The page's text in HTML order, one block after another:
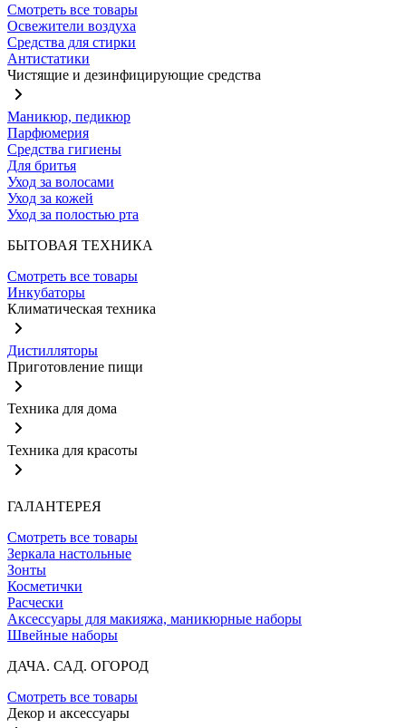
Смотреть все товары
Освежители воздуха
Средства для стирки
Антистатики
Чистящие и дезинфицирующие средства
Маникюр, педикюр
Парфюмерия
Средства гигиены
Для бритья
Уход за волосами
Уход за кожей
Уход за полостью рта
БЫТОВАЯ ТЕХНИКА
Смотреть все товары
Инкубаторы
Климатическая техника
Дистилляторы
Приготовление пищи
Техника для дома
Техника для красоты
ГАЛАНТЕРЕЯ
Смотреть все товары
Зеркала настольные
Зонты
Косметички
Расчески
Аксессуары для макияжа, маникюрные наборы
Швейные наборы
ДАЧА. САД. ОГОРОД
Смотреть все товары
Декор и аксессуары